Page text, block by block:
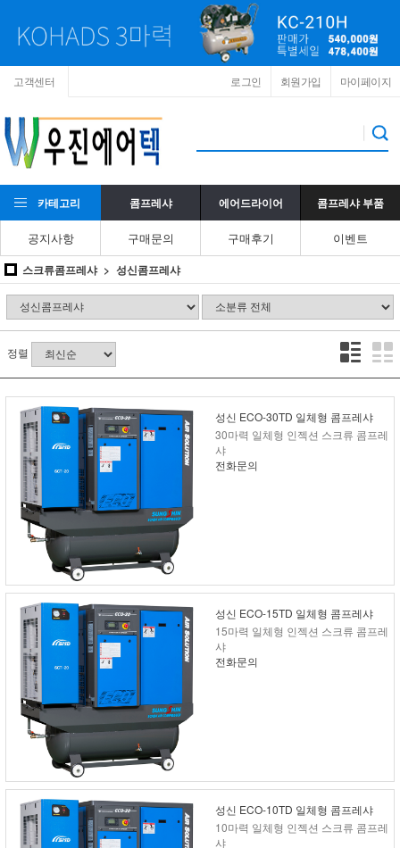
고객센터 마이페이지
회원가입
로그인
카테고리 콤프레샤 에어드라이어 콤프레샤 부품
공지사항 구매문의 구매후기 이벤트
스크류콤프레샤 성신콤프레샤
정렬
성신 ECO-30TD 일체형 콤프레샤
30마력 일체형 인젝션 스크류 콤프레
샤
전화문의
성신 ECO-15TD 일체형 콤프레샤
15마력 일체형 인젝션 스크류 콤프레
샤
전화문의
성신 ECO-10TD 일체형 콤프레샤
10마력 일체형 인젝션 스크류 콤프레
샤